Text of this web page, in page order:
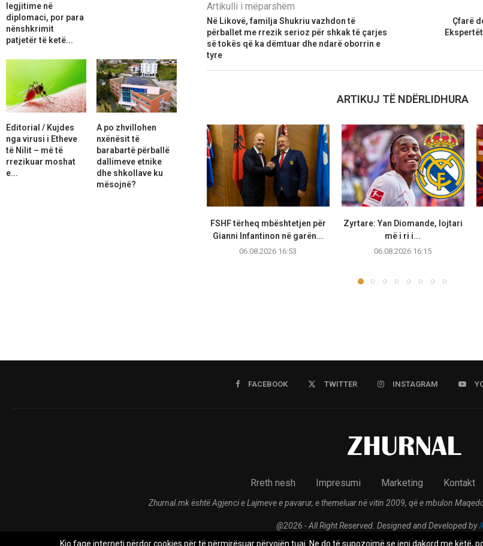
Artikulli i mëparshëm
Në Likovë, familja Shukriu vazhdon të
përballet me rrezik serioz për shkak të çarjes
së tokës që ka dëmtuar dhe ndarë oborrin e
tyre
Çfarë
ARTIKUJ TË NDËRLIDHURA
FSHF tërheq mbështetjen për
Gianni Infantinon në garën...
06.08.2026 16:53
Zyrtare: Yan Diomande, lojtari
më i ri i...
06.08.2026 16:15
legjitime në
diplomaci, por para
nënshkrimit
patjetër të ketë...
Editorial / Kujdes
nga virusi i Etheve
të Nilit – më të
rrezikuar moshat
e...
A po zhvillohen
nxënësit të
barabartë përballë
dallimeve etnike
dhe shkollave ku
mësojnë?
FACEBOOK TWITTER INSTAGRAM
Rreth nesh Impresumi Marketing Kontakt
Zhurnal.mk është Agjenci e Lajmeve e pavarur, e themeluar në vitin 2009, që e mbulon
@2026 - All Right Reserved. Designed and Developed by
Kjo faqe interneti përdor cookies për të përmirësuar përvojën tuaj. Ne do të supozojmë se jeni dakord me këtë,